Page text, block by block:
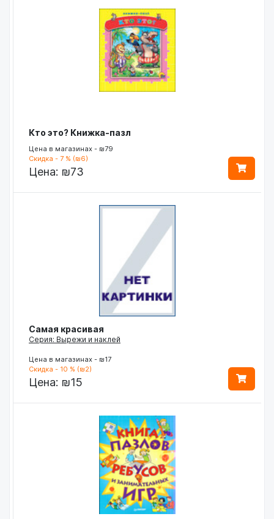
Кто это? Книжка-пазл
Цена в магазинах - ₪79
Скидка - 7 % (₪6)
Цена: ₪73
Самая красивая
Серия: Вырежи и наклей
Цена в магазинах - ₪17
Скидка - 10 % (₪2)
Цена: ₪15